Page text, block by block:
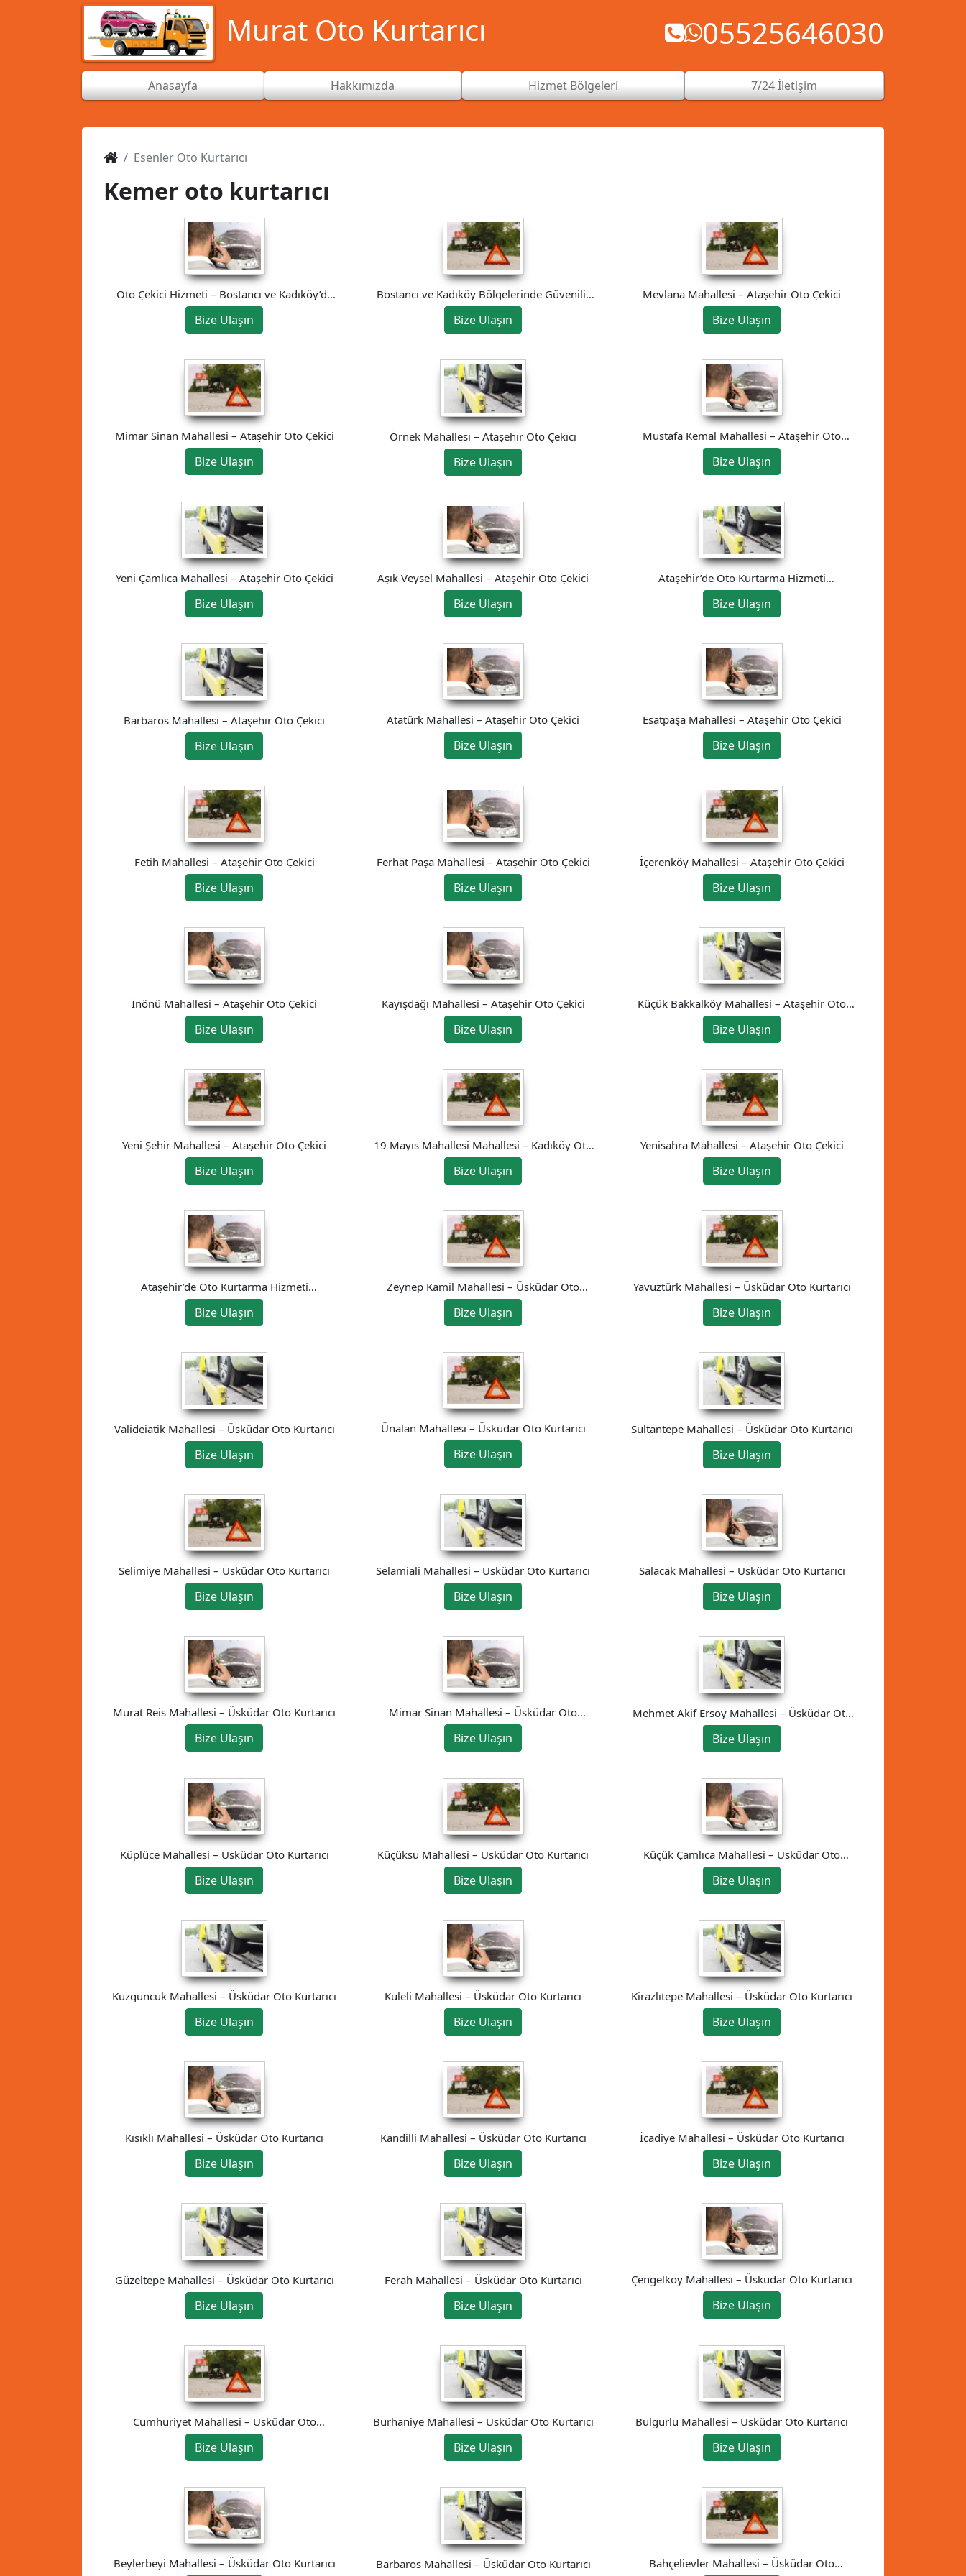
Murat Oto Kurtarıcı 05525646030
Anasayfa Hakkımızda Hizmet Bölgeleri 7/24 İletişim
Esenler Oto Kurtarıcı
Kemer oto kurtarıcı
Oto Çekici Hizmeti – Bostancı ve Kadıköy’de
Güvenilir Çözüm
Bize Ulaşın
Bostancı ve Kadıköy Bölgelerinde Güvenilir
Oto Kurtarma Hizmeti
Bize Ulaşın
Mevlana Mahallesi – Ataşehir Oto Çekici
Bize Ulaşın
Mimar Sinan Mahallesi – Ataşehir Oto Çekici
Bize Ulaşın
Örnek Mahallesi – Ataşehir Oto Çekici
Bize Ulaşın
Mustafa Kemal Mahallesi – Ataşehir Oto
Çekici
Bize Ulaşın
Yeni Çamlıca Mahallesi – Ataşehir Oto Çekici
Bize Ulaşın
Aşık Veysel Mahallesi – Ataşehir Oto Çekici
Bize Ulaşın
Ataşehir’de Oto Kurtarma Hizmeti
05525646030
Bize Ulaşın
Barbaros Mahallesi – Ataşehir Oto Çekici
Bize Ulaşın
Atatürk Mahallesi – Ataşehir Oto Çekici
Bize Ulaşın
Esatpaşa Mahallesi – Ataşehir Oto Çekici
Bize Ulaşın
Fetih Mahallesi – Ataşehir Oto Çekici
Bize Ulaşın
Ferhat Paşa Mahallesi – Ataşehir Oto Çekici
Bize Ulaşın
İçerenköy Mahallesi – Ataşehir Oto Çekici
Bize Ulaşın
İnönü Mahallesi – Ataşehir Oto Çekici
Bize Ulaşın
Kayışdağı Mahallesi – Ataşehir Oto Çekici
Bize Ulaşın
Küçük Bakkalköy Mahallesi – Ataşehir Oto
Çekici
Bize Ulaşın
Yeni Şehir Mahallesi – Ataşehir Oto Çekici
Bize Ulaşın
19 Mayıs Mahallesi Mahallesi – Kadıköy Oto
Çekici
Bize Ulaşın
Yenisahra Mahallesi – Ataşehir Oto Çekici
Bize Ulaşın
Ataşehir’de Oto Kurtarma Hizmeti
05525646030
Bize Ulaşın
Zeynep Kamil Mahallesi – Üsküdar Oto
Kurtarıcı
Bize Ulaşın
Yavuztürk Mahallesi – Üsküdar Oto Kurtarıcı
Bize Ulaşın
Valideiatik Mahallesi – Üsküdar Oto Kurtarıcı
Bize Ulaşın
Ünalan Mahallesi – Üsküdar Oto Kurtarıcı
Bize Ulaşın
Sultantepe Mahallesi – Üsküdar Oto Kurtarıcı
Bize Ulaşın
Selimiye Mahallesi – Üsküdar Oto Kurtarıcı
Bize Ulaşın
Selamiali Mahallesi – Üsküdar Oto Kurtarıcı
Bize Ulaşın
Salacak Mahallesi – Üsküdar Oto Kurtarıcı
Bize Ulaşın
Murat Reis Mahallesi – Üsküdar Oto Kurtarıcı
Bize Ulaşın
Mimar Sinan Mahallesi – Üsküdar Oto
Kurtarıcı
Bize Ulaşın
Mehmet Akif Ersoy Mahallesi – Üsküdar Oto
Kurtarıcı
Bize Ulaşın
Küplüce Mahallesi – Üsküdar Oto Kurtarıcı
Bize Ulaşın
Küçüksu Mahallesi – Üsküdar Oto Kurtarıcı
Bize Ulaşın
Küçük Çamlıca Mahallesi – Üsküdar Oto
Kurtarıcı
Bize Ulaşın
Kuzguncuk Mahallesi – Üsküdar Oto Kurtarıcı
Bize Ulaşın
Kuleli Mahallesi – Üsküdar Oto Kurtarıcı
Bize Ulaşın
Kirazlıtepe Mahallesi – Üsküdar Oto Kurtarıcı
Bize Ulaşın
Kısıklı Mahallesi – Üsküdar Oto Kurtarıcı
Bize Ulaşın
Kandilli Mahallesi – Üsküdar Oto Kurtarıcı
Bize Ulaşın
İcadiye Mahallesi – Üsküdar Oto Kurtarıcı
Bize Ulaşın
Güzeltepe Mahallesi – Üsküdar Oto Kurtarıcı
Bize Ulaşın
Ferah Mahallesi – Üsküdar Oto Kurtarıcı
Bize Ulaşın
Çengelköy Mahallesi – Üsküdar Oto Kurtarıcı
Bize Ulaşın
Cumhuriyet Mahallesi – Üsküdar Oto
Kurtarıcı
Bize Ulaşın
Burhaniye Mahallesi – Üsküdar Oto Kurtarıcı
Bize Ulaşın
Bulgurlu Mahallesi – Üsküdar Oto Kurtarıcı
Bize Ulaşın
Beylerbeyi Mahallesi – Üsküdar Oto Kurtarıcı Barbaros Mahallesi – Üsküdar Oto Kurtarıcı
Bahçelievler Mahallesi – Üsküdar Oto